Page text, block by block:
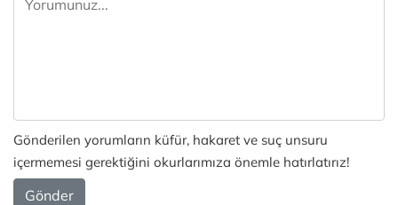
Gönderilen yorumların küfür, hakaret ve suç unsuru
içermemesi gerektiğini okurlarımıza önemle hatırlatırız!
Gönder